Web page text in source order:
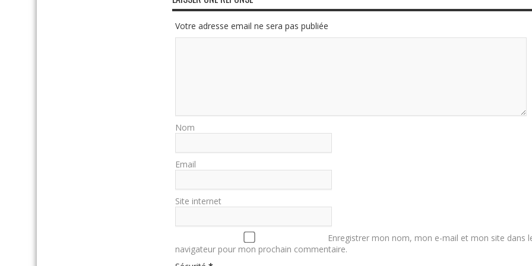
Votre adresse email ne sera pas publiée
Nom
Email
Site internet
Enregistrer mon nom, mon e-mail et mon site dans
navigateur pour mon prochain commentaire.